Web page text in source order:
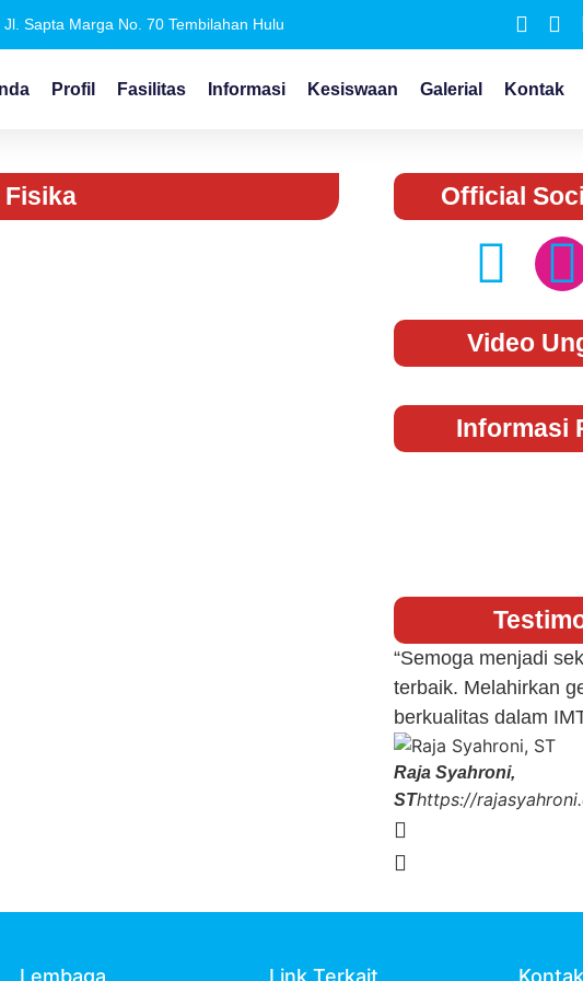
Jl. Sapta Marga No. 70 Tembilahan Hulu
Profil Fasilitas Informasi Kesiswaan Galerial Kontak
Official
Video
Informasi
“Semoga menjadi
terbaik. Melahirkan
berkualitas dalam
Raja Syahroni,
SThttps://
Lembaga Link Terkait